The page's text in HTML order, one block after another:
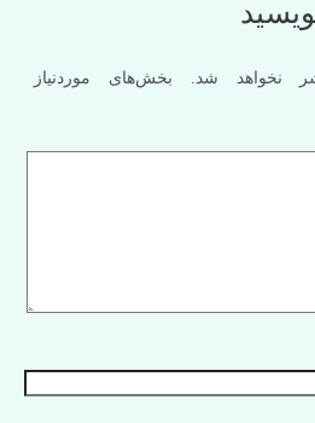
نخواهد شد.
بخش‌های موردنیاز